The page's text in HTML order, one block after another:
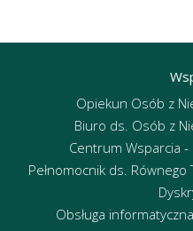
Opiekun Osób z
Biuro ds. Osób z
Centrum Wsparcia
Pełnomocnik ds. Równego
Obsługa